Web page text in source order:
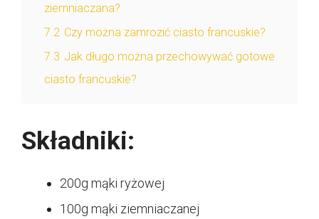
ziemniaczana?
7.2 Czy można zamrozić ciasto francuskie?
7.3 Jak długo można przechowywać gotowe
ciasto francuskie?
Składniki:
200g mąki ryżowej
100g mąki ziemniaczanej